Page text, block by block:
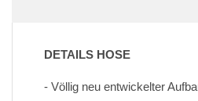
DETAILS HOSE
- Völlig neu entwickelter